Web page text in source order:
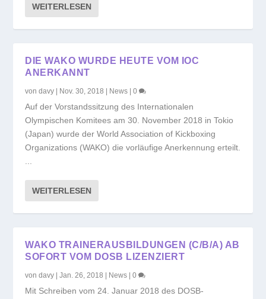
WEITERLESEN
DIE WAKO WURDE HEUTE VOM IOC
ANERKANNT
vondavy Nov. 30, 2018 News |0
Auf der Vorstandssitzung des Internationalen
Olympischen Komitees am 30. November 2018 in Tokio
(Japan) wurde der World Association of Kickboxing
Organizations (WAKO) die vorläufige Anerkennung erteilt.
WEITERLESEN
WAKO TRAINERAUSBILDUNGEN (C/B/A) AB
SOFORT VOM DOSB LIZENZIERT
vondavy |Jan. 26, 2018 News |0
Mit Schreiben vom 24. Januar 2018 des DOSB-